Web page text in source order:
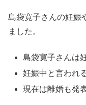
島袋寛子さんの妊娠
ました。
島袋寛子さんは
妊娠中と言われ
現在は離婚も発